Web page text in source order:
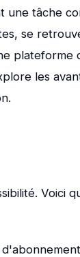
une tâche
se
plateforme
les
Voici